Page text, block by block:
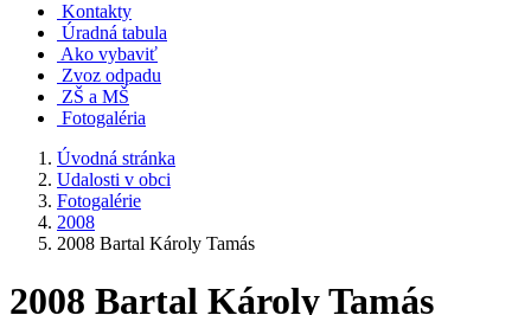
Kontakty
Úradná tabula
Ako vybaviť
Zvoz odpadu
ZŠ a MŠ
Fotogaléria
Úvodná stránka
Udalosti v obci
Fotogalérie
2008
2008 Bartal Károly Tamás
2008 Bartal Károly Tamás